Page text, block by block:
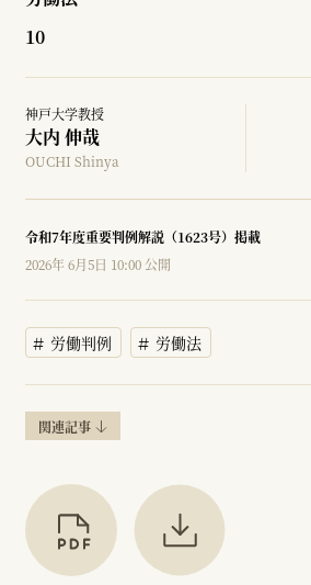
10
神戸大学教授
大内 伸哉
OUCHI Shinya
令和7年度重要判例解説（1623号）掲載
2026年 6月5日 10:00 公開
労働判例 労働法
関連記事